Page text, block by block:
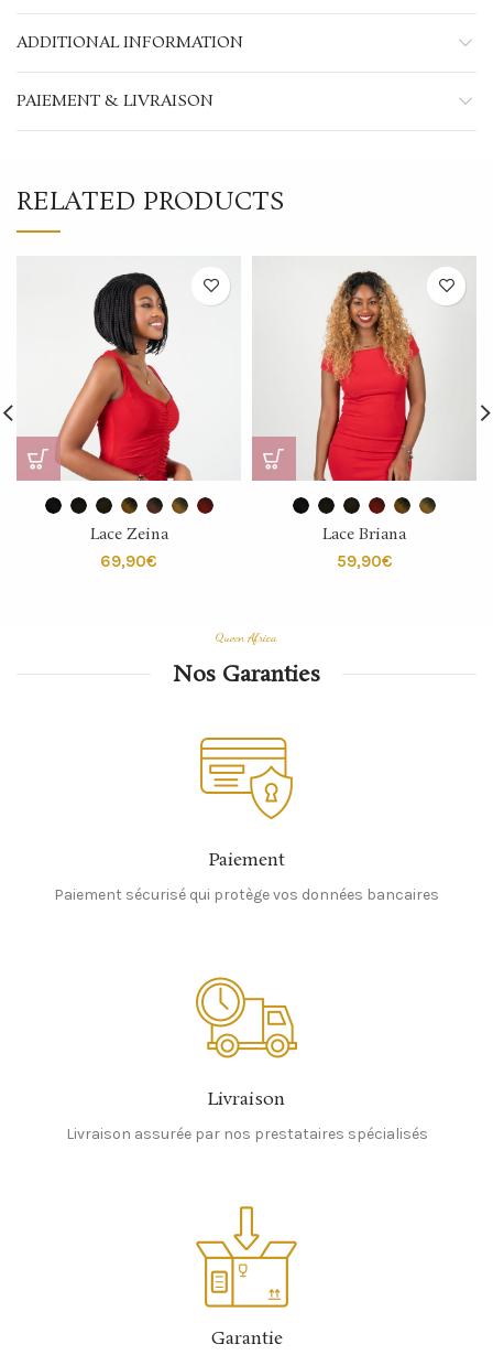
ADDITIONAL INFORMATION
PAIEMENT & LIVRAISON
RELATED PRODUCTS
Lace Zeina
€
Lace Briana
€
Queen Africa
Nos Garanties
Paiement
Paiement sécurisé qui protège vos données bancaires
Livraison
Livraison assurée par nos prestataires spécialisés
Garantie